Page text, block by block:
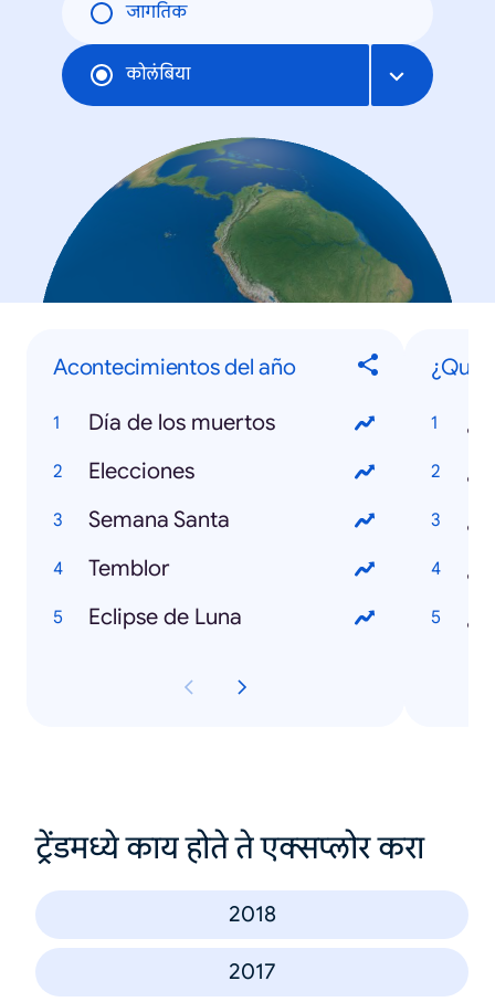
जागतिक
कोलंबिया
Acontecimientos del año
Día de los muertos
Elecciones
Semana Santa
Temblor
Eclipse de Luna
¿Qué
ट्रेंडमध्ये काय होते ते एक्सप्लोर करा
2018
2017